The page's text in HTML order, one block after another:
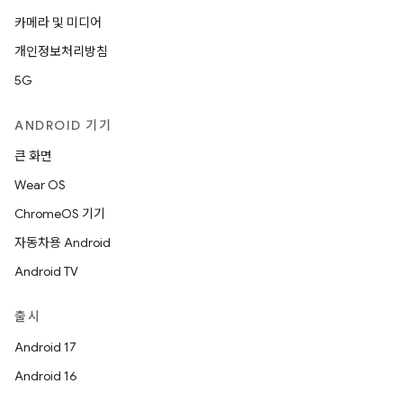
카메라 및 미디어
개인정보처리방침
5G
ANDROID 기기
큰 화면
Wear OS
ChromeOS 기기
자동차용 Android
Android TV
출시
Android 17
Android 16